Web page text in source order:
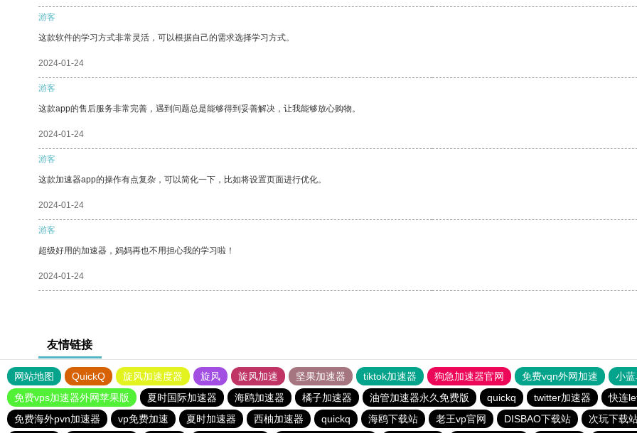
游客
这款软件的学习方式非常灵活，可以根据自己的需求选择学习方式。
2024-01-24
游客
这款app的售后服务非常完善，遇到问题总是能够得到妥善解决，让我能够放心购物。
2024-01-24
游客
这款加速器app的操作有点复杂，可以简化一下，比如将设置页面进行优化。
2024-01-24
游客
超级好用的加速器，妈妈再也不用担心我的学习啦！
2024-01-24
友情链接
网站地图 QuickQ 旋风加速度器 旋风 旋风加速 坚果加速器 tiktok加速器 狗急加速器官网 免费vqn外网加速
小
免费vps加速器外网苹果版
夏时国际加速器 海鸥加速器 橘子加速器 油管加速器永久免费版 quickq twitter加速器
快连
免费海外pvn加速器
vp免费加速 夏时加速器 西柚加速器 quickq 海鸥下载站 老王vp官网 DISBAO下载站 次玩下载